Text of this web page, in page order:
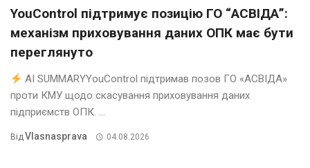
YouControl підтримує позицію ГО “АСВІДА”:
механізм приховування даних ОПК має бути
переглянуто
AI SUMMARYYouControl підтримав позов ГО «АСВІДА»
проти КМУ щодо скасування приховування даних
підприємств ОПК. ...
ВідVlasnasprava 04.08.2026